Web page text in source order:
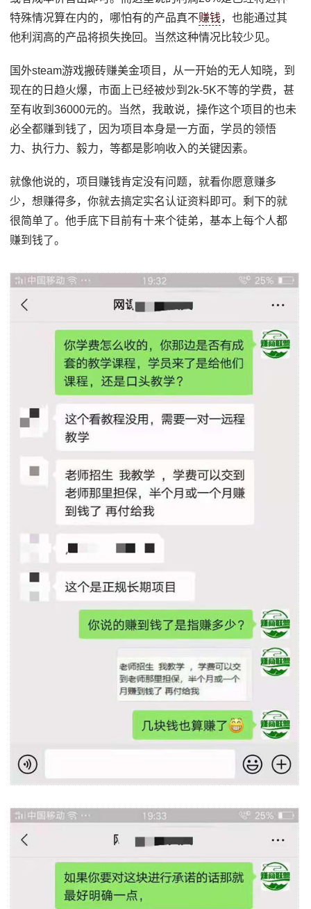
特殊情况算在内的，哪怕有的产品真不赚钱，也能通过其
他利润高的产品将损失挽回。当然这种情况比较少见。
国外steam游戏搬砖赚美金项目，从一开始的无人知晓，到
现在的日趋火爆，市面上已经被炒到2k-5K不等的学费，甚
至有收到36000元的。当然，我敢说，操作这个项目的也未
必全都赚到钱了，因为项目本身是一方面，学员的领悟
力、执行力、毅力，等都是影响收入的关键因素。
就像他说的，项目赚钱肯定没有问题，就看你愿意赚多
少，想赚得多，你就去搞定实名认证资料即可。剩下的就
很简单了。他手底下目前有十来个徒弟，基本上每个人都
赚到钱了。